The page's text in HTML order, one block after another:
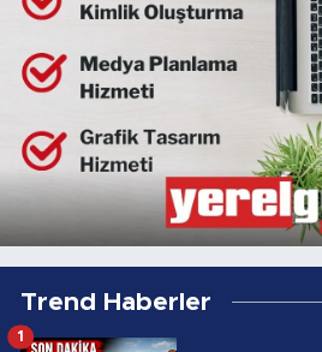
Trend Haberler
1